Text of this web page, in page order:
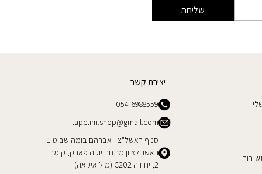
שליחה
יצירת קשר
054-6988559
tapetim.shop@gmail.com
סניף ראשל"צ - אברהם בומה שביט 1
ראשון לציון מתחם יוקה פארק, קומה
2, יחידה C202 (מול איקאה)